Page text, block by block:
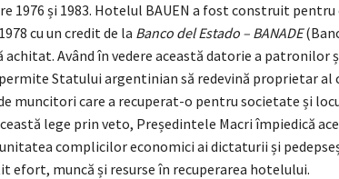
1976 și 1983. Hotelul BAUEN a fost construit
cu un credit de la Banco del Estado –BANADE
Având în vedere această datorie a
Statului argentinian să redevină proprietar al
muncitori care a recuperat-o pentru societate și
lege prin veto, Președintele Macri împiedică
complicilor economici ai dictaturii și
efort, muncă și resurse în recuperarea hotelului.